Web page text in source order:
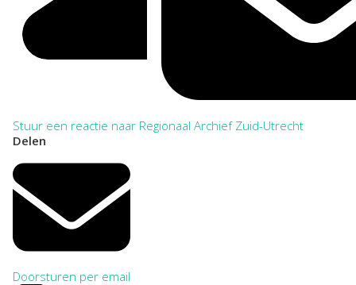
Stuur een reactie naar Regionaal Archief Zuid-Utrecht
Delen
Doorsturen per email